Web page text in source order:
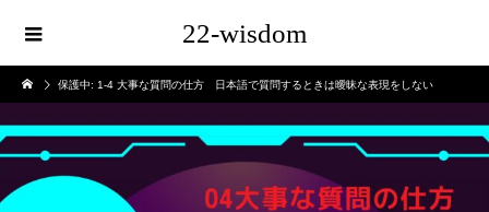
22-wisdom
保護中: 1-4 大事な質問の仕方 日本語で質問するときは曖昧な表現をしない